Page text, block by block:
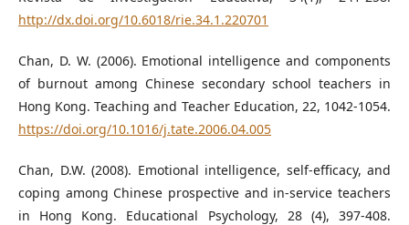
http://dx.doi.org/10.6018/rie.34.1.220701
Chan, D. W. (2006). Emotional intelligence and components
of burnout among Chinese secondary school teachers in
Hong Kong. Teaching and Teacher Education, 22, 1042-1054.
https://doi.org/10.1016/j.tate.2006.04.005
Chan, D.W. (2008). Emotional intelligence, self-efficacy, and
coping among Chinese prospective and in-service teachers
in Hong Kong. Educational Psychology, 28 (4), 397-408.